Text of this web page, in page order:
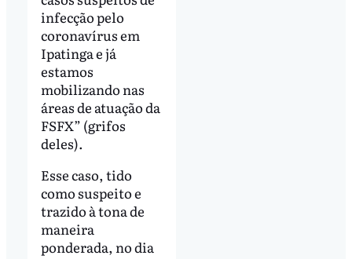
infecção pelo
coronavírus em
Ipatinga e já
estamos
mobilizando nas
áreas de atuação da
FSFX” (grifos
deles).
Esse caso, tido
como suspeito e
trazido à tona de
maneira
ponderada, no dia